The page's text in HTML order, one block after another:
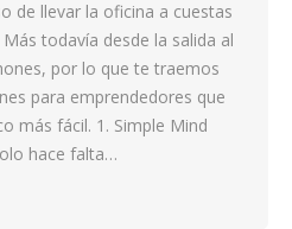
de llevar la oficina a cuestas
todavía desde la salida al
por lo que te traemos
para emprendedores que
más fácil. 1. Simple Mind
hace falta…